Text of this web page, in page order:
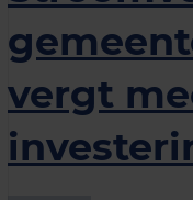
vergt